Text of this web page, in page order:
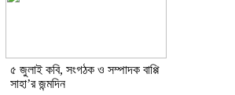
৫ জুলাই কবি, সংগঠক ও সম্পাদক বাপ্পি
সাহা’র জন্মদিন